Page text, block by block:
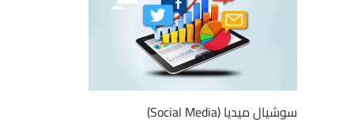
سوشيال ميديا (Social Media)